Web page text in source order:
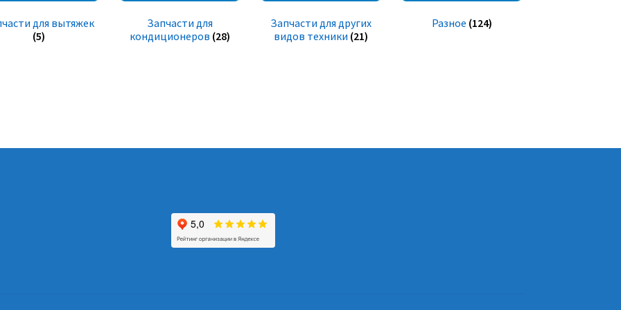
для вытяжек
(5)
Запчасти для
кондиционеров (28)
Запчасти для других
видов техники (21)
Разное (124)